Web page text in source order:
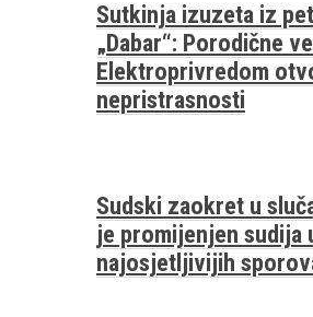
Sutkinja izuzeta iz
„Dabar“: Porodične
Elektroprivredom
nepristrasnosti
Sudski zaokret u
je promijenjen sudija
najosjetljivijih